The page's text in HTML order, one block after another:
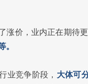
涨价，业内正在期待
。
业竞争阶段， 大体可